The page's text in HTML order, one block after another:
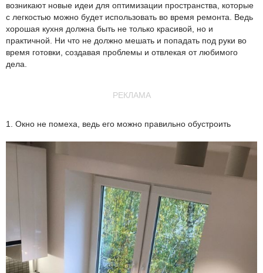
возникают новые идеи для оптимизации пространства, которые
с легкостью можно будет использовать во время ремонта. Ведь
хорошая кухня должна быть не только красивой, но и
практичной. Ни что не должно мешать и попадать под руки во
время готовки, создавая проблемы и отвлекая от любимого
дела.
РЕКЛАМА
1. Окно не помеха, ведь его можно правильно обустроить